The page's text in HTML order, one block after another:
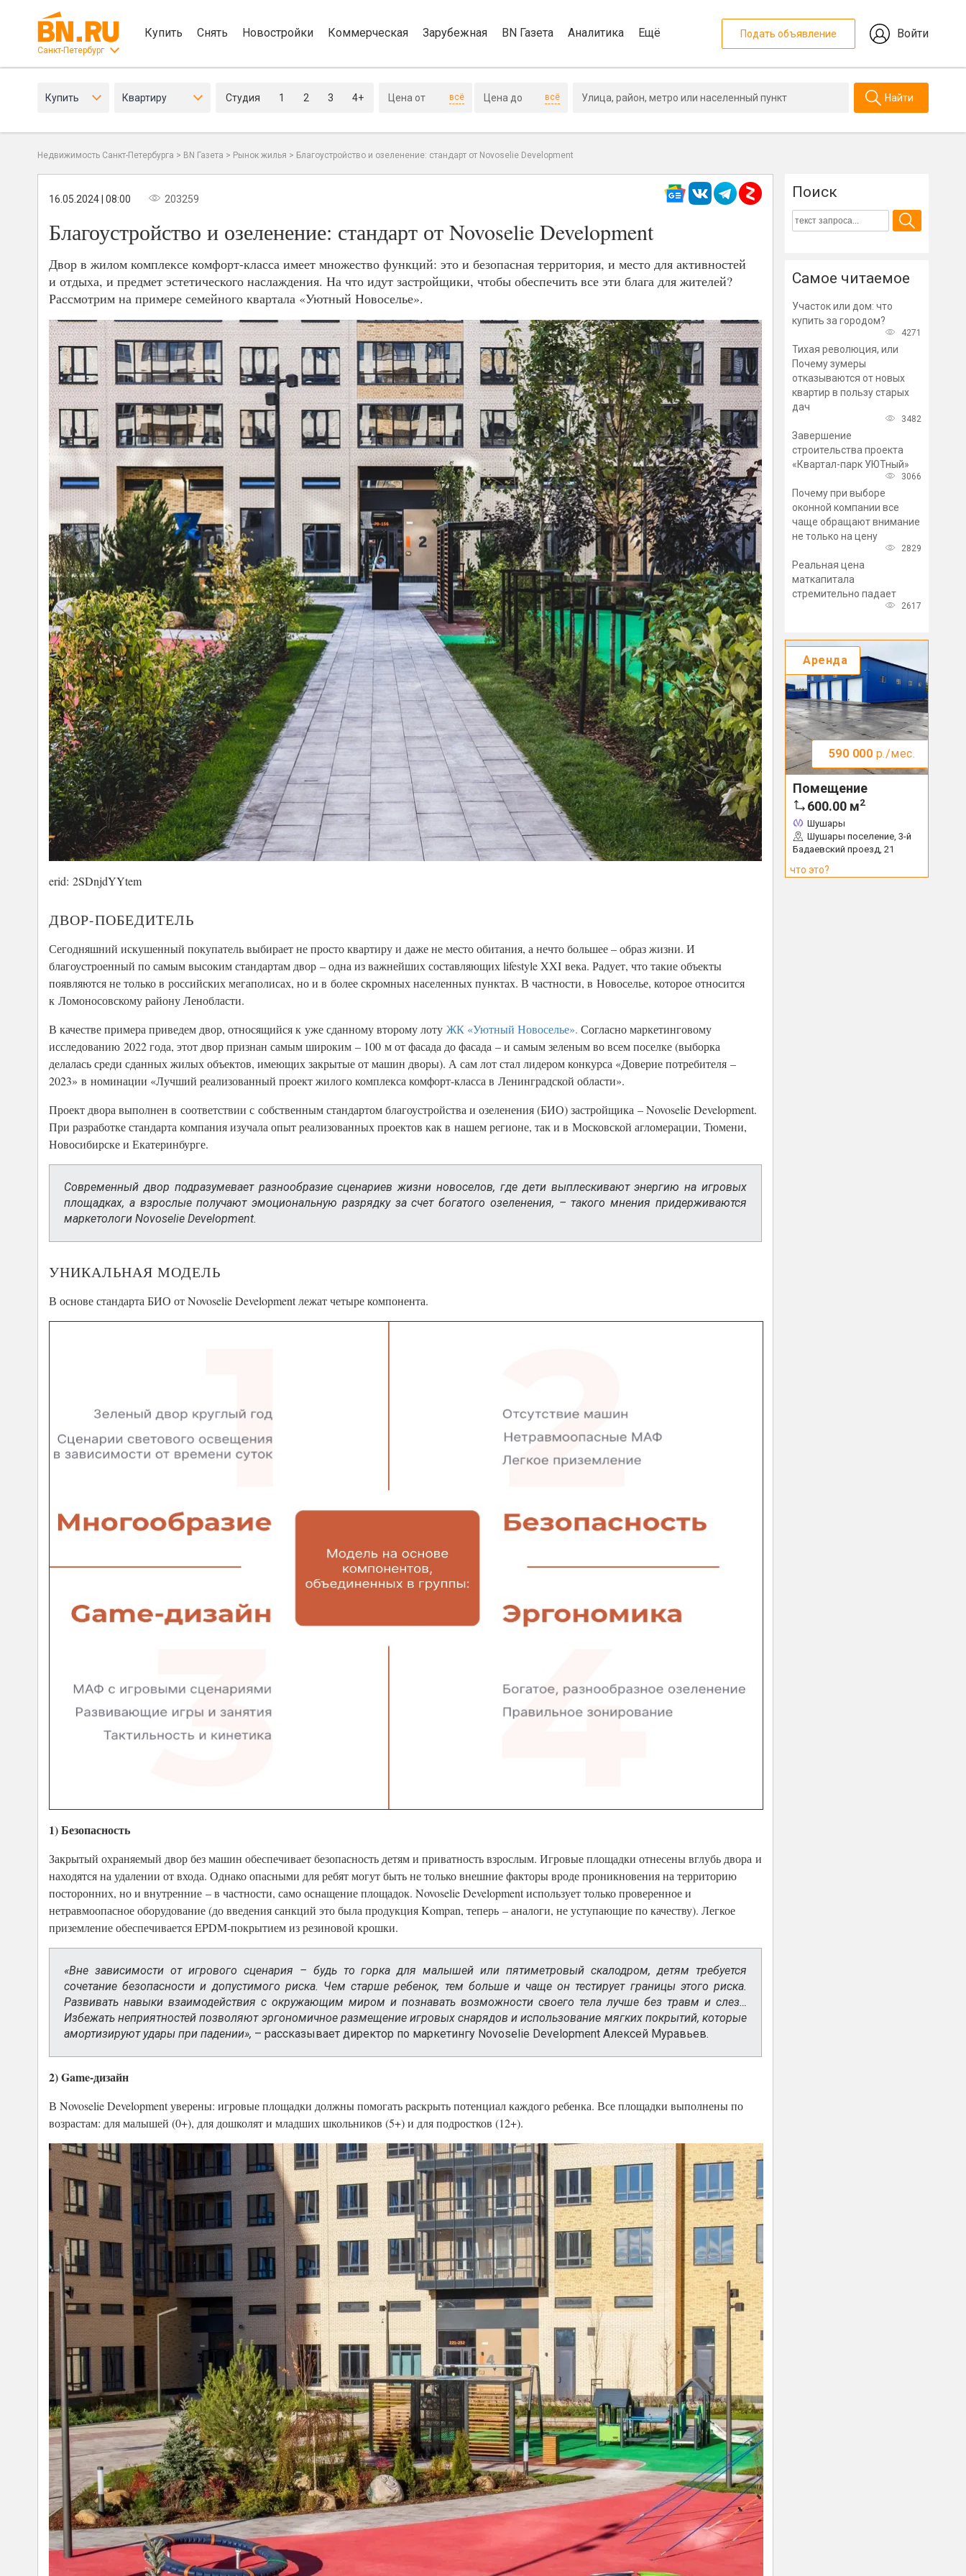
Санкт-Петербург
Купить Снять Новостройки Коммерческая Зарубежная BN Газета Аналитика Ещё Подать объявление Войти
Купить Квартиру Студия 1 2 3 4+ всё всё Найти
Недвижимость Санкт-Петербурга > BN Газета > Рынок жилья > Благоустройство и озеленение: стандарт от Novoselie Development
16.05.2024 | 08:00 203259
Благоустройство и озеленение: стандарт от Novoselie Development
Двор в жилом комплексе комфорт-класса имеет множество функций: это и безопасная территория, и место для активностей
и отдыха, и предмет эстетического наслаждения. На что идут застройщики, чтобы обеспечить все эти блага для жителей?
Рассмотрим на примере семейного квартала «Уютный Новоселье».
erid: 2SDnjdYYtem
ДВОР-ПОБЕДИТЕЛЬ
Сегодняшний искушенный покупатель выбирает не просто квартиру и даже не место обитания, а нечто большее – образ жизни. И
благоустроенный по самым высоким стандартам двор – одна из важнейших составляющих lifestyle XXI века. Радует, что такие объекты
появляются не только в российских мегаполисах, но и в более скромных населенных пунктах. В частности, в Новоселье, которое относится
к Ломоносовскому району Ленобласти.
В качестве примера приведем двор, относящийся к уже сданному второму лоту ЖК «Уютный Новоселье». Согласно маркетинговому
исследованию 2022 года, этот двор признан самым широким – 100 м от фасада до фасада – и самым зеленым во всем поселке (выборка
делалась среди сданных жилых объектов, имеющих закрытые от машин дворы). А сам лот стал лидером конкурса «Доверие потребителя –
2023» в номинации «Лучший реализованный проект жилого комплекса комфорт-класса в Ленинградской области».
Проект двора выполнен в соответствии с собственным стандартом благоустройства и озеленения (БИО) застройщика – Novoselie Development.
При разработке стандарта компания изучала опыт реализованных проектов как в нашем регионе, так и в Московской агломерации, Тюмени,
Новосибирске и Екатеринбурге.
Современный двор подразумевает разнообразие сценариев жизни новоселов, где дети выплескивают энергию на игровых
площадках, а взрослые получают эмоциональную разрядку за счет богатого озеленения, – такого мнения придерживаются
маркетологи Novoselie Development.
УНИКАЛЬНАЯ МОДЕЛЬ
В основе стандарта БИО от Novoselie Development лежат четыре компонента.
1) Безопасность
Закрытый охраняемый двор без машин обеспечивает безопасность детям и приватность взрослым. Игровые площадки отнесены вглубь двора и
находятся на удалении от входа. Однако опасными для ребят могут быть не только внешние факторы вроде проникновения на территорию
посторонних, но и внутренние – в частности, само оснащение площадок. Novoselie Development использует только проверенное и
нетравмоопасное оборудование (до введения санкций это была продукция Kompan, теперь – аналоги, не уступающие по качеству). Легкое
приземление обеспечивается EPDM-покрытием из резиновой крошки.
«Вне зависимости от игрового сценария – будь то горка для малышей или пятиметровый скалодром, детям требуется
сочетание безопасности и допустимого риска. Чем старше ребенок, тем больше и чаще он тестирует границы этого риска.
Развивать навыки взаимодействия с окружающим миром и познавать возможности своего тела лучше без травм и слез…
Избежать неприятностей позволяют эргономичное размещение игровых снарядов и использование мягких покрытий, которые
амортизируют удары при падении», – рассказывает директор по маркетингу Novoselie Development Алексей Муравьев.
2) Game-дизайн
В Novoselie Development уверены: игровые площадки должны помогать раскрыть потенциал каждого ребенка. Все площадки выполнены по
возрастам: для малышей (0+), для дошколят и младших школьников (5+) и для подростков (12+).
Поиск
Самое читаемое
Участок или дом: что
купить за городом?
4271
Тихая революция, или
Почему зумеры
отказываются от новых
квартир в пользу старых
дач
3482
Завершение
строительства проекта
«Квартал-парк УЮТный»
3066
Почему при выборе
оконной компании все
чаще обращают внимание
не только на цену
2829
Реальная цена
маткапитала
стремительно падает
2617
Аренда
590 000 р./мес.
Помещение
600.00 м2
Шушары
Шушары поселение, 3-й
Бадаевский проезд, 21
что это?